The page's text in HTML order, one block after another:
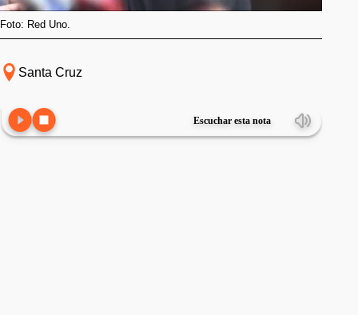
Foto: Red Uno.
Santa Cruz
Escuchar esta nota